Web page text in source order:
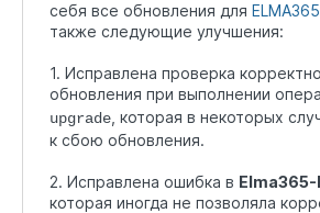
себя все обновления для
также следующие улучшения:
1. Исправлена проверка
обновления при выполнении
upgrade , которая в некоторых
к сбою обновления.
2. Исправлена ошибка в
которая иногда не позволяла